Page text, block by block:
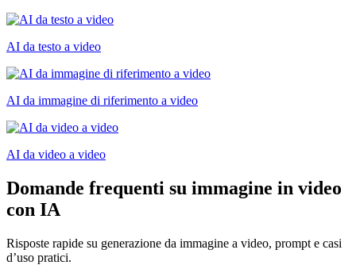
AI da testo a video
AI da immagine di riferimento a video
AI da video a video
Domande frequenti su immagine in video
con IA
Risposte rapide su generazione da immagine a video, prompt e casi
d’uso pratici.